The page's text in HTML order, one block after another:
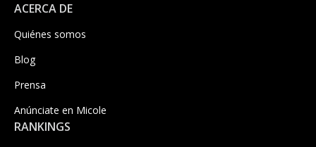
ACERCA DE
Quiénes somos
Blog
Prensa
Anúnciate en Micole
RANKINGS